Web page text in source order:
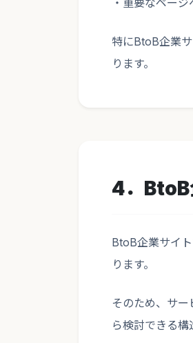
・重要なペー
特にBtoB企業
ります。
4．BtoB
BtoB企業サイ
ります。
そのため、サ
ら検討できる構